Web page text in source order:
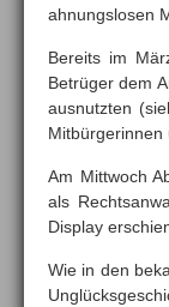
ahnungslosen
Bereits im
Betrüger dem
ausnutzten
Mitbürgerinnen
Am Mittwoch
als
Display
Wie in den